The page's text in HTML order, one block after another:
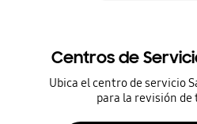
Centros de
Ubica el centro de servicio
para la revisión de